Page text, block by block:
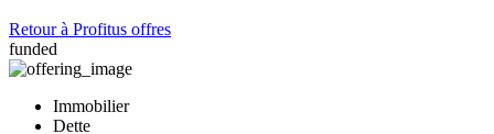
Retour à Profitus offres
funded
Immobilier
Dette